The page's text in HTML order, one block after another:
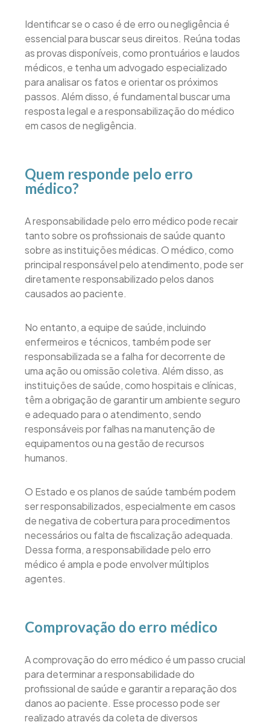
Identificar se o caso é de erro ou negligência é
essencial para buscar seus direitos. Reúna todas
as provas disponíveis, como prontuários e laudos
médicos, e tenha um advogado especializado
para analisar os fatos e orientar os próximos
passos. Além disso, é fundamental buscar uma
resposta legal e a responsabilização do médico
em casos de negligência.
Quem responde pelo erro
médico?
A responsabilidade pelo erro médico pode recair
tanto sobre os profissionais de saúde quanto
sobre as instituições médicas. O médico, como
principal responsável pelo atendimento, pode ser
diretamente responsabilizado pelos danos
causados ao paciente.
No entanto, a equipe de saúde, incluindo
enfermeiros e técnicos, também pode ser
responsabilizada se a falha for decorrente de
uma ação ou omissão coletiva. Além disso, as
instituições de saúde, como hospitais e clínicas,
têm a obrigação de garantir um ambiente seguro
e adequado para o atendimento, sendo
responsáveis por falhas na manutenção de
equipamentos ou na gestão de recursos
humanos.
O Estado e os planos de saúde também podem
ser responsabilizados, especialmente em casos
de negativa de cobertura para procedimentos
necessários ou falta de fiscalização adequada.
Dessa forma, a responsabilidade pelo erro
médico é ampla e pode envolver múltiplos
agentes.
Comprovação do erro médico
A comprovação do erro médico é um passo crucial
para determinar a responsabilidade do
profissional de saúde e garantir a reparação dos
danos ao paciente. Esse processo pode ser
realizado através da coleta de diversos